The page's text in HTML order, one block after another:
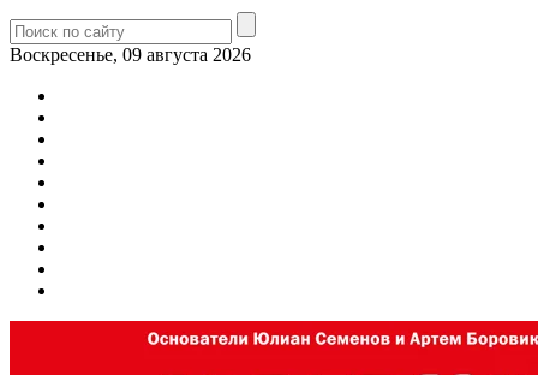
Воскресенье, 09 августа 2026